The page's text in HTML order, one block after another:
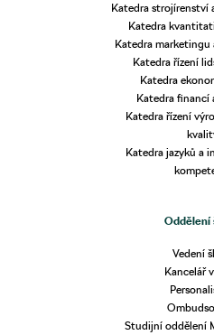
Katedra strojírenství
Katedra
Katedra marketingu
Katedra řízení
Katedra
Katedra financí
Katedra řízení
Katedra jazyků a
Oddělení
Vedení
Kancelář
Studijní oddělení